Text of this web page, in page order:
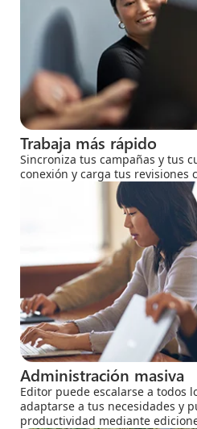
Trabaja más rápido
Sincroniza tus campañas y tus
conexión y carga tus revisiones
Administración masiva
Editor puede escalarse a todos
adaptarse a tus necesidades y
productividad mediante